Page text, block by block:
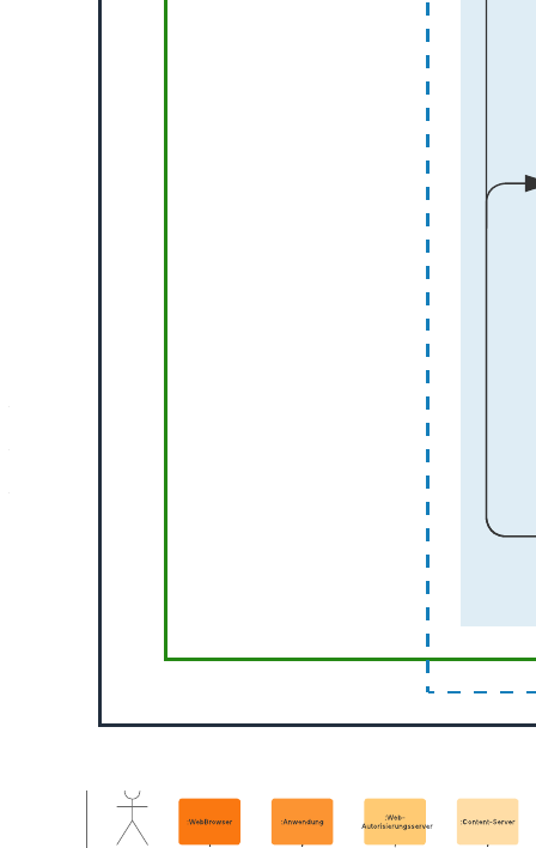
Diese Referenzarchitektur für AWS-Kubernetes-Knoten kann Ihnen
– Visualisierung der Komponenten einer allgemeinen AWS-
– Verstehen des Informationsflusses und der Interaktionen zwischen
– Zugang zu den Formenbibliotheken für AWS (2019) und
Öffnen Sie diese Vorlage, um eine Referenzarchitektur für AWS-